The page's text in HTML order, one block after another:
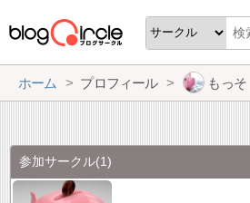
ホーム プロフィール もっそ
参加サークル(1)